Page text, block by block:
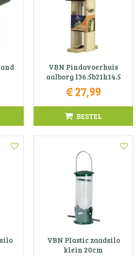
VBN Pindavoerhuis
aalborg l36.5b21h14.5
€ 27,99
BESTEL
VBN Plastic zaadsilo
klein 20cm